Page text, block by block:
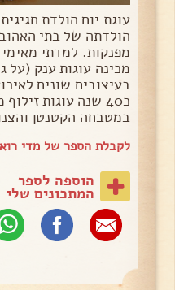
עוגת יום הולדת
הולדתה של בתי
מפנקות. למדתי
מכינה עוגות ענק
בעיצובים שונים
כ40 שנה עוגות
במטבחה הקטנטן
לקבלת הספר של מדי
הוספה לספר
המתכונים שלי